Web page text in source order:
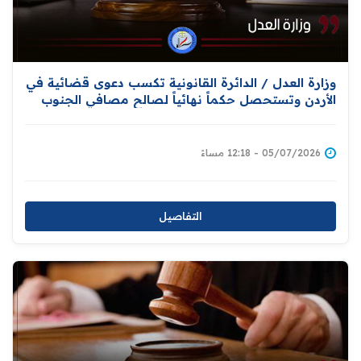
وزارة العدل / الدائرة القانونية تكسب دعوى قضائية في
الأردن وتستحصل حكماً نهائياً لصالح مصافي الجنوب
05/07/2026 - 12:18 مساءً
التفاصيل